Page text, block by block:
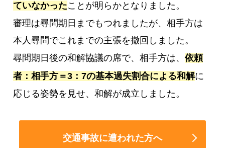
ていなかったことが明らかとなりました。
審理は尋問期日までもつれましたが、相手方は
本人尋問でこれまでの主張を撤回しました。
尋問期日後の和解協議の席で、相手方は、依頼
者：相手方＝3：7の基本過失割合による和解に
応じる姿勢を見せ、和解が成立しました。
交通事故に遭われた方へ